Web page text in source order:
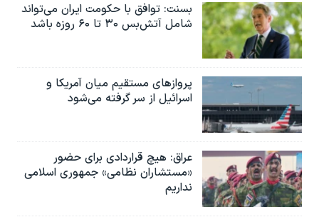
بسنت: توافق با حکومت ایران می‌تواند
شامل آتش‌بس ۳۰ تا ۶۰ روزه باشد
پروازهای مستقیم میان آمریکا و
اسرائیل از سر گرفته می‌شود
عراق: هیچ قراردادی برای حضور
«مستشاران نظامی» جمهوری اسلامی
نداریم